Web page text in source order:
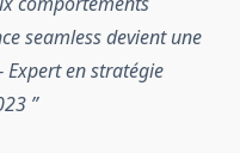
seamless devient une
en stratégie